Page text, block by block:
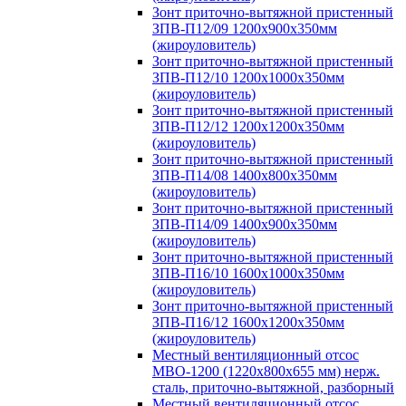
Зонт приточно-вытяжной пристенный
ЗПВ-П12/09 1200х900х350мм
(жироуловитель)
Зонт приточно-вытяжной пристенный
ЗПВ-П12/10 1200х1000х350мм
(жироуловитель)
Зонт приточно-вытяжной пристенный
ЗПВ-П12/12 1200х1200х350мм
(жироуловитель)
Зонт приточно-вытяжной пристенный
ЗПВ-П14/08 1400х800х350мм
(жироуловитель)
Зонт приточно-вытяжной пристенный
ЗПВ-П14/09 1400х900х350мм
(жироуловитель)
Зонт приточно-вытяжной пристенный
ЗПВ-П16/10 1600х1000х350мм
(жироуловитель)
Зонт приточно-вытяжной пристенный
ЗПВ-П16/12 1600х1200х350мм
(жироуловитель)
Местный вентиляционный отсос
МВО-1200 (1220х800х655 мм) нерж.
сталь, приточно-вытяжной, разборный